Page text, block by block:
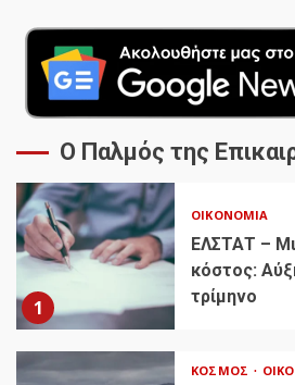
Ο Παλμός της
1
ΟΙΚΟΝΟΜΊΑ
ΕΛΣΤΑΤ –
κόστος:
τρίμηνο
ΚΌΣΜΟΣ